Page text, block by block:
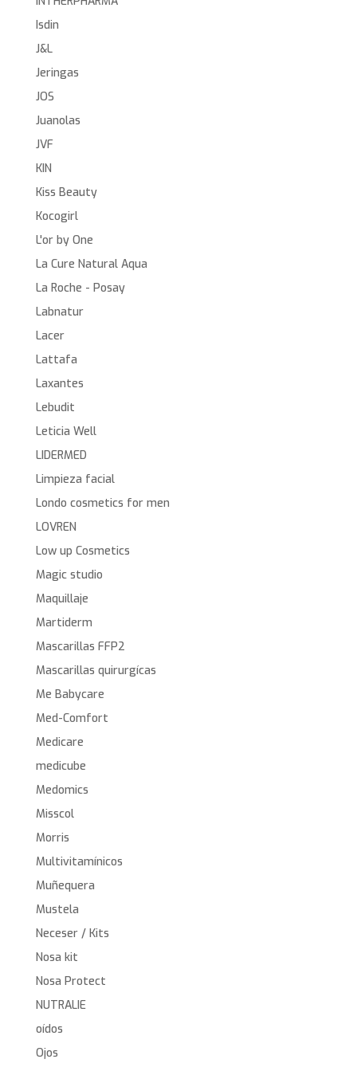
Isdin
J&L
Jeringas
JOS
Juanolas
JVF
KIN
Kiss Beauty
Kocogirl
L'or by One
La Cure Natural Aqua
La Roche - Posay
Labnatur
Lacer
Lattafa
Laxantes
Lebudit
Leticia Well
LIDERMED
Limpieza facial
Londo cosmetics for men
LOVREN
Low up Cosmetics
Magic studio
Maquillaje
Martiderm
Mascarillas FFP2
Mascarillas quirurgícas
Me Babycare
Med-Comfort
Medicare
medicube
Medomics
Misscol
Morris
Multivitamínicos
Muñequera
Mustela
Neceser / Kits
Nosa kit
Nosa Protect
NUTRALIE
oídos
Ojos